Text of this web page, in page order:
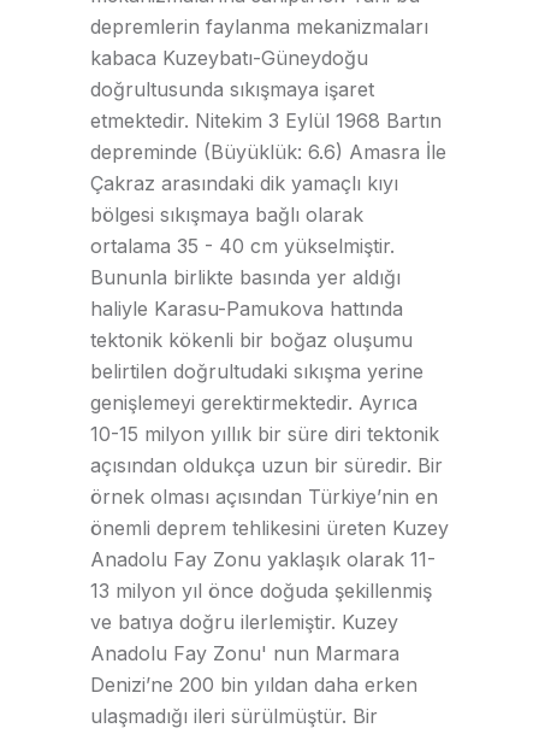
depremlerin faylanma mekanizmaları
kabaca Kuzeybatı-Güneydoğu
doğrultusunda sıkışmaya işaret
etmektedir. Nitekim 3 Eylül 1968 Bartın
depreminde (Büyüklük: 6.6) Amasra İle
Çakraz arasındaki dik yamaçlı kıyı
bölgesi sıkışmaya bağlı olarak
ortalama 35 - 40 cm yükselmiştir.
Bununla birlikte basında yer aldığı
haliyle Karasu-Pamukova hattında
tektonik kökenli bir boğaz oluşumu
belirtilen doğrultudaki sıkışma yerine
genişlemeyi gerektirmektedir. Ayrıca
10-15 milyon yıllık bir süre diri tektonik
açısından oldukça uzun bir süredir. Bir
örnek olması açısından Türkiye’nin en
önemli deprem tehlikesini üreten Kuzey
Anadolu Fay Zonu yaklaşık olarak 11-
13 milyon yıl önce doğuda şekillenmiş
ve batıya doğru ilerlemiştir. Kuzey
Anadolu Fay Zonu' nun Marmara
Denizi’ne 200 bin yıldan daha erken
ulaşmadığı ileri sürülmüştür. Bir